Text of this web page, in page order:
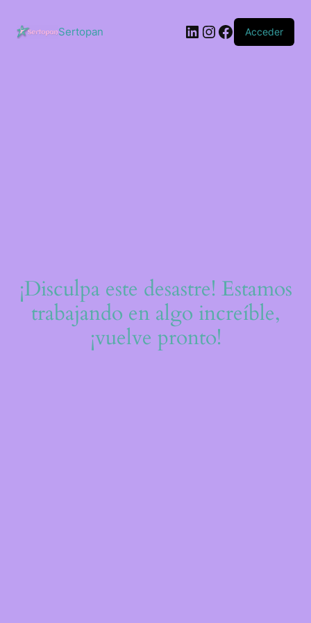
contenido
Sertopan LinkedIn
Instagram
Facebook
Acceder
¡Disculpa este desastre! Estamos
trabajando en algo increíble,
¡vuelve pronto!